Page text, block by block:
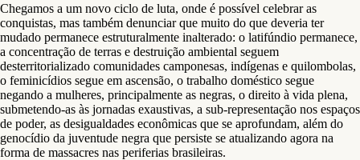
Chegamos a um novo ciclo de luta, onde é possível celebrar as
conquistas, mas também denunciar que muito do que deveria ter
mudado permanece estruturalmente inalterado: o latifúndio permanece,
a concentração de terras e destruição ambiental seguem
desterritorializado comunidades camponesas, indígenas e quilombolas,
o feminicídios segue em ascensão, o trabalho doméstico segue
negando a mulheres, principalmente as negras, o direito à vida plena,
submetendo-as às jornadas exaustivas, a sub-representação nos espaços
de poder, as desigualdades econômicas que se aprofundam, além do
genocídio da juventude negra que persiste se atualizando agora na
forma de massacres nas periferias brasileiras.